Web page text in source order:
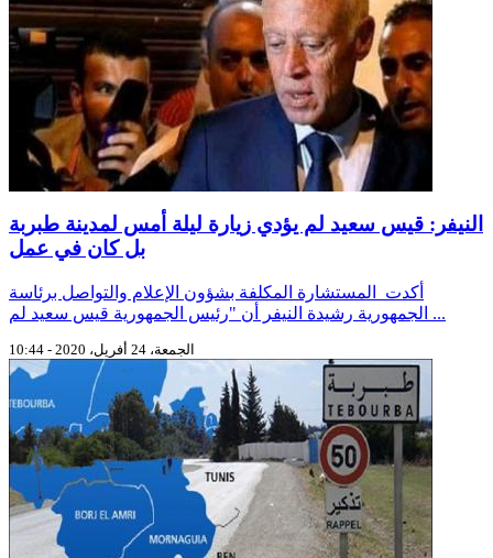
النيفر: قيس سعيد لم يؤدي زيارة ليلة أمس لمدينة طبربة
بل كان في عمل
أكدت المستشارة المكلفة بشؤون الإعلام والتواصل برئاسة
الجمهورية رشيدة النيفر أن "رئيس الجمهورية قيس سعيد لم ...
الجمعة، 24 أفريل، 2020 - 10:44